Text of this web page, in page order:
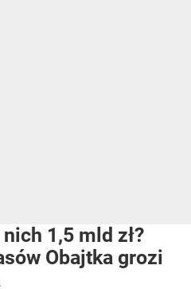
1,5 mld zł?
Obajtka grozi